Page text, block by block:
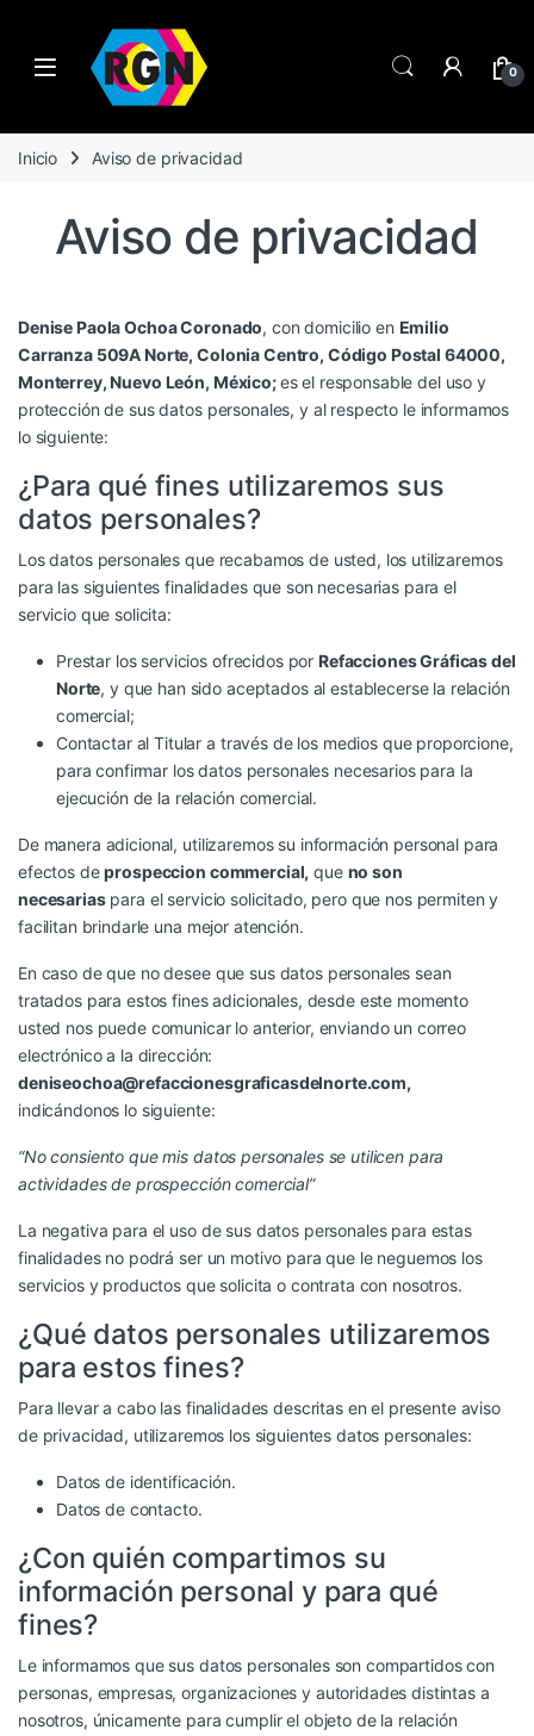
Open 0
Inicio Aviso de privacidad
Aviso de privacidad
Denise Paola Ochoa Coronado, con domicilio en Emilio
Carranza 509A Norte, Colonia Centro, Código Postal 64000,
Monterrey, Nuevo León, México;es el responsable del uso y
protección de sus datos personales, y al respecto le informamos
lo siguiente:
¿Para qué fines utilizaremos sus
datos personales?
Los datos personales que recabamos de usted, los utilizaremos
para las siguientes finalidades que son necesarias para el
servicio que solicita:
Prestar los servicios ofrecidos por Refacciones Gráficas del
Norte, y que han sido aceptados al establecerse la relación
comercial;
Contactar al Titular a través de los medios que proporcione,
para confirmar los datos personales necesarios para la
ejecución de la relación comercial.
De manera adicional, utilizaremos su información personal para
efectos deprospeccion commercial, que no son
necesariaspara el servicio solicitado, pero que nos permiten y
facilitan brindarle una mejor atención.
En caso de que no desee que sus datos personales sean
tratados para estos fines adicionales, desde este momento
usted nos puede comunicar lo anterior, enviando un correo
electrónico a la dirección:
deniseochoa@refaccionesgraficasdelnorte.com,
indicándonos lo siguiente:
“No consiento que mis datos personales se utilicen para
actividades de prospección comercial”
La negativa para el uso de sus datos personales para estas
finalidades no podrá ser un motivo para que le neguemos los
servicios y productos que solicita o contrata con nosotros.
¿Qué datos personales utilizaremos
para estos fines?
Para llevar a cabo las finalidades descritas en el presente aviso
de privacidad, utilizaremos los siguientes datos personales:
Datos de identificación.
Datos de contacto.
¿Con quién compartimos su
información personal y para qué
fines?
Le informamos que sus datos personales son compartidos con
personas, empresas, organizaciones y autoridades distintas a
nosotros, únicamente para cumplir el objeto de la relación